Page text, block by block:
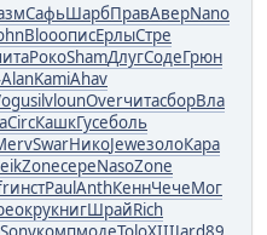
СафьШарбПравАверNano
BlooописЕрлыСтре
РокоShamДлугСодеГрюн
AlanKamiAhav
silvlounOverчитасборВла
CircКашкГусеболь
SwarНикоJeweзолоКара
ZoneсереNasoZone
инстPaulAnthКеннЧечеМог
окрукнигШрайRich